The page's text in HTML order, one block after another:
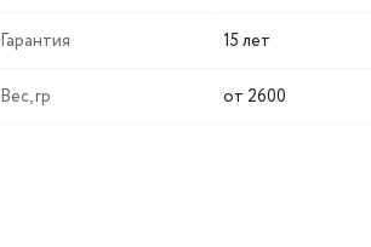
Гарантия 15 лет
Вес, гр от 2600